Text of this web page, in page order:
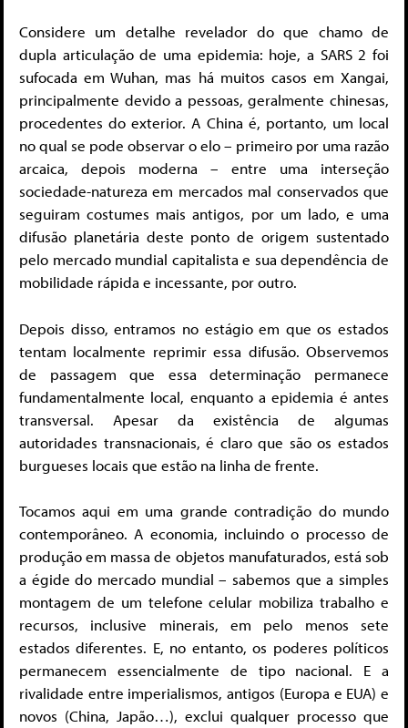
Considere um detalhe revelador do que chamo de
dupla articulação de uma epidemia: hoje, a SARS 2 foi
sufocada em Wuhan, mas há muitos casos em Xangai,
principalmente devido a pessoas, geralmente chinesas,
procedentes do exterior. A China é, portanto, um local
no qual se pode observar o elo – primeiro por uma razão
arcaica, depois moderna – entre uma interseção
sociedade-natureza em mercados mal conservados que
seguiram costumes mais antigos, por um lado, e uma
difusão planetária deste ponto de origem sustentado
pelo mercado mundial capitalista e sua dependência de
mobilidade rápida e incessante, por outro.
Depois disso, entramos no estágio em que os estados
tentam localmente reprimir essa difusão. Observemos
de passagem que essa determinação permanece
fundamentalmente local, enquanto a epidemia é antes
transversal. Apesar da existência de algumas
autoridades transnacionais, é claro que são os estados
burgueses locais que estão na linha de frente.
Tocamos aqui em uma grande contradição do mundo
contemporâneo. A economia, incluindo o processo de
produção em massa de objetos manufaturados, está sob
a égide do mercado mundial – sabemos que a simples
montagem de um telefone celular mobiliza trabalho e
recursos, inclusive minerais, em pelo menos sete
estados diferentes. E, no entanto, os poderes políticos
permanecem essencialmente de tipo nacional. E a
rivalidade entre imperialismos, antigos (Europa e EUA) e
novos (China, Japão…), exclui qualquer processo que